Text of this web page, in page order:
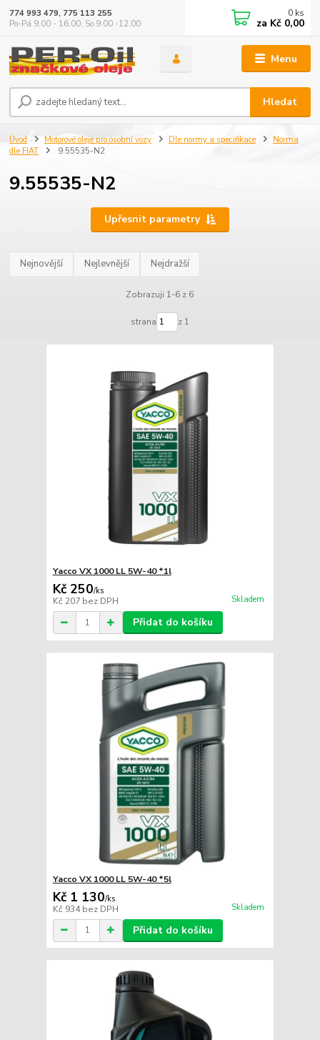
Menu
Hledat
774 993 479, 775 113 255
Po-Pá 9.00 - 16.00, So 9.00 -12.00
0 ks
za Kč 0,00
Úvod Motorové oleje pro osobní vozy Dle normy a specifikace
Norma
dle FIAT
9.55535-N2
9.55535-N2
Upřesnit parametry
Nejnovější Nejlevnější Nejdražší
Zobrazuji 1-6 z 6
strana z 1
Yacco VX 1000 LL 5W-40 *1l
Kč 250/ks
Kč 207 bez DPH Skladem
Přidat do košíku
Yacco VX 1000 LL 5W-40 *5l
Kč 1 130/ks
Kč 934bez DPH Skladem
Přidat do košíku